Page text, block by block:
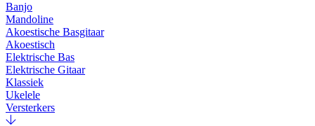
Banjo
Mandoline
Akoestische Basgitaar
Akoestisch
Elektrische Bas
Elektrische Gitaar
Klassiek
Ukelele
Versterkers